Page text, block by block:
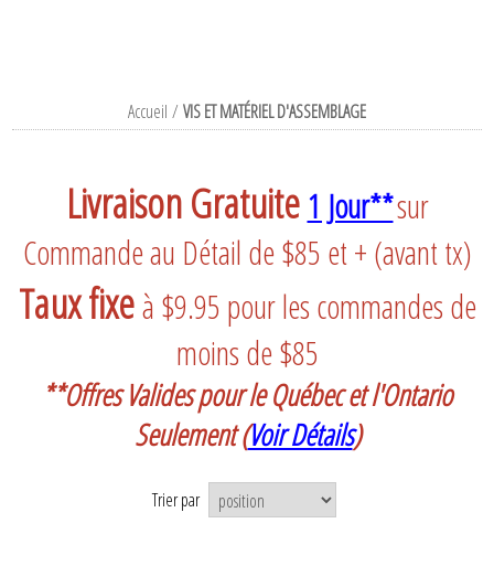
Accueil / VIS ET MATÉRIEL D'ASSEMBLAGE
Livraison Gratuite 1 Jour**sur
Commande au Détail de $85 et + (avant tx)
Taux fixeà $9.95 pour les commandes de
moins de $85
**Offres Valides pour le Québec et l'Ontario
Seulement (Voir Détails)
Trier par